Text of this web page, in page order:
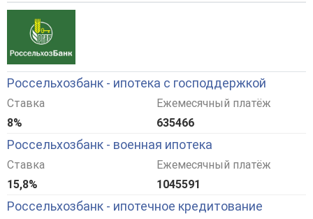
Россельхозбанк - ипотека с господдержкой
Ставка
8%
Ежемесячный платёж
635466
Россельхозбанк - военная ипотека
Ставка
15,8%
Ежемесячный платёж
1045591
Россельхозбанк - ипотечное кредитование